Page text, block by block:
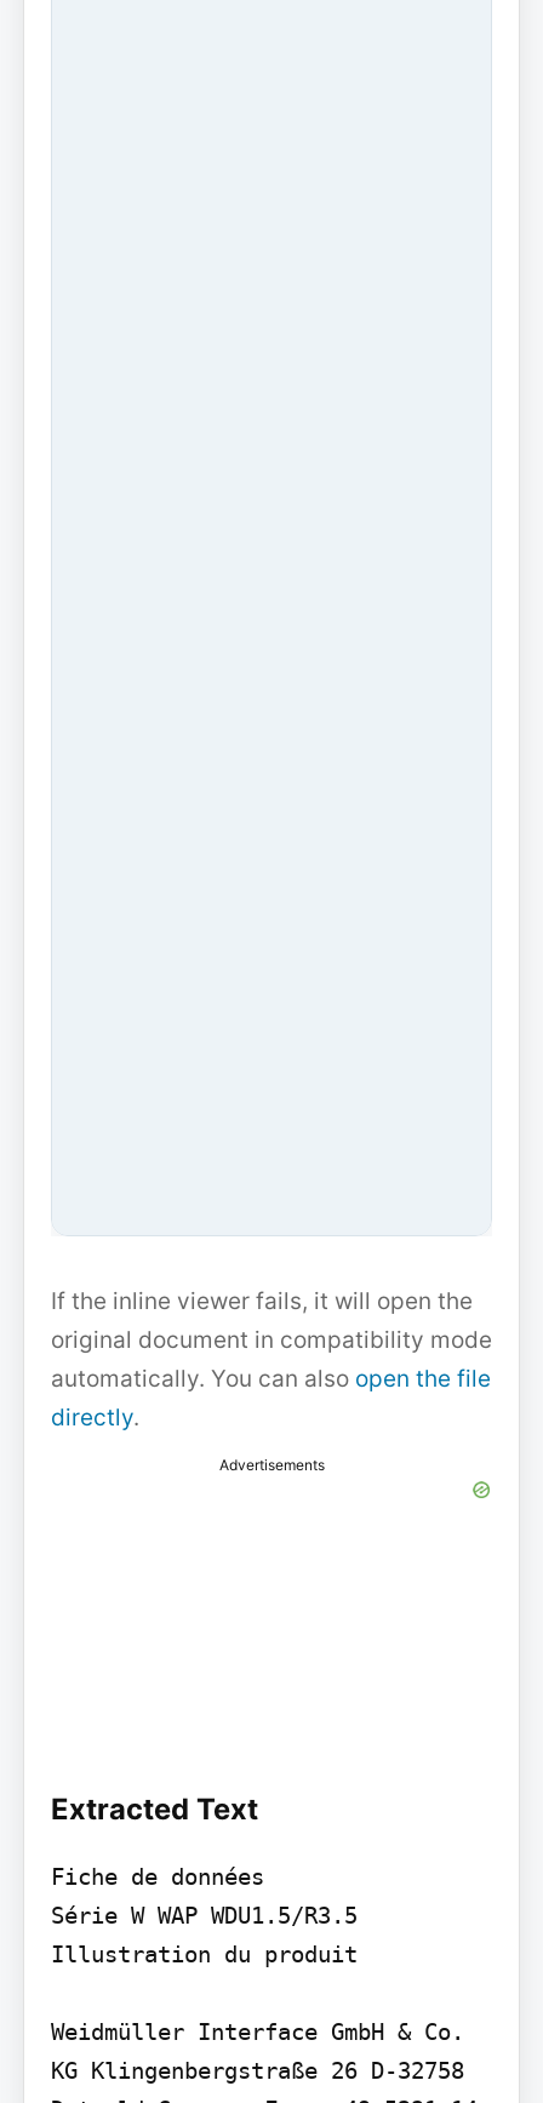
If the inline viewer fails, it will open the
original document in compatibility mode
automatically. You can also open the file
directly.
Advertisements
Extracted Text
Fiche de données
Série W WAP WDU1.5/R3.5
Illustration du produit
Weidmüller Interface GmbH & Co.
KG Klingenbergstraße 26 D-32758